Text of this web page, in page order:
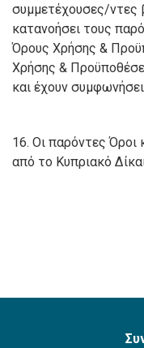
συμμετέχουσες/ντες
κατανοήσει τους
Όρους Χρήσης &
Χρήσης &
και έχουν
16. Οι παρόντες Όροι
από το Κυπριακό